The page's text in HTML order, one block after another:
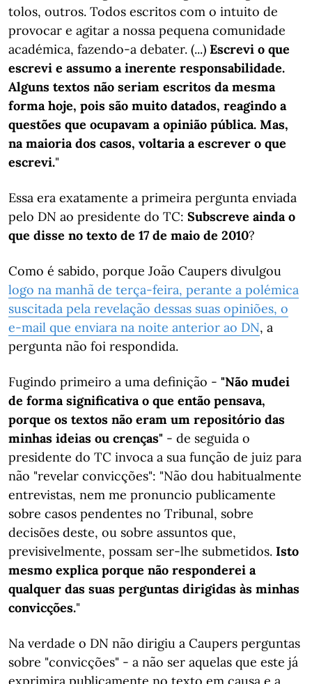
tolos, outros. Todos escritos com o intuito de
provocar e agitar a nossa pequena comunidade
académica, fazendo-a debater. (...) Escrevi o que
escrevi e assumo a inerente responsabilidade.
Alguns textos não seriam escritos da mesma
forma hoje, pois são muito datados, reagindo a
questões que ocupavam a opinião pública. Mas,
na maioria dos casos, voltaria a escrever o que
escrevi."
Essa era exatamente a primeira pergunta enviada
pelo DN ao presidente do TC: Subscreve ainda o
que disse no texto de 17 de maio de 2010?
Como é sabido, porque João Caupers divulgou
logo na manhã de terça-feira, perante a polémica
suscitada pela revelação dessas suas opiniões, o
e-mail que enviara na noite anterior ao DN, a
pergunta não foi respondida.
Fugindo primeiro a uma definição - "Não mudei
de forma significativa o que então pensava,
porque os textos não eram um repositório das
minhas ideias ou crenças" - de seguida o
presidente do TC invoca a sua função de juiz para
não "revelar convicções": "Não dou habitualmente
entrevistas, nem me pronuncio publicamente
sobre casos pendentes no Tribunal, sobre
decisões deste, ou sobre assuntos que,
previsivelmente, possam ser-lhe submetidos. Isto
mesmo explica porque não responderei a
qualquer das suas perguntas dirigidas às minhas
convicções."
Na verdade o DN não dirigiu a Caupers perguntas
sobre "convicções" - a não ser aquelas que este já